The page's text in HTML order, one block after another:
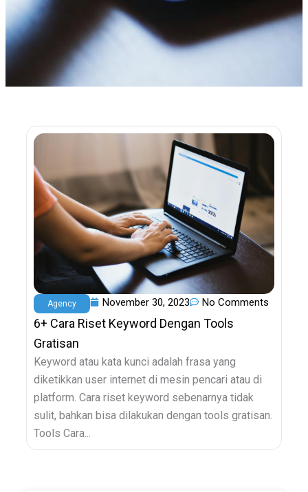
Agency November 30, 2023 No Comments
6+ Cara Riset Keyword Dengan Tools
Gratisan
Keyword atau kata kunci adalah frasa yang
diketikkan user internet di mesin pencari atau di
platform. Cara riset keyword sebenarnya tidak
sulit, bahkan bisa dilakukan dengan tools gratisan.
Tools Cara...